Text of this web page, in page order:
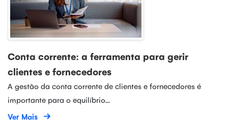
Conta corrente: a ferramenta para gerir
clientes e fornecedores
A gestão da conta corrente de clientes e fornecedores é
importante para o equilíbrio...
Ver Mais